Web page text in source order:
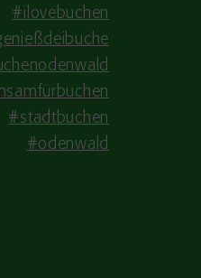
#ilovebuchen
#stadtbuchen
#odenwald